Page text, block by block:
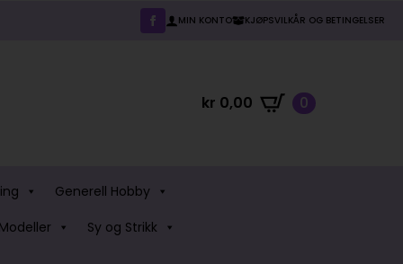
MIN KONTO KJØPSVILKÅR OG BETINGELSER
kr 0,00 0
Generell Hobby
Sy og Strikk